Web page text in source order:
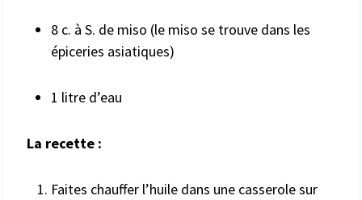
8 c. à S. de miso (le miso se trouve dans les
épiceries asiatiques)
1 litre d’eau
La recette :
Faites chauffer l’huile dans une casserole sur